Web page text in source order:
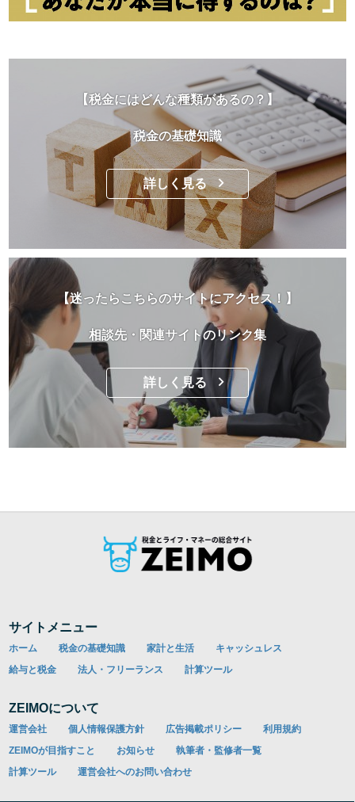
【税金にはどんな種類があるの？】
税金の基礎知識
詳しく見る
【迷ったらこちらのサイトにアクセス！】
相談先・関連サイトのリンク集
詳しく見る
サイトメニュー
ホーム 税金の基礎知識 家計と生活
キャッシュレス
給与と税金
法人・フリーランス 計算ツール
ZEIMOについて
運営会社 個人情報保護方針 広告掲載ポリシー
利用規約
ZEIMOが目指すこと
お知らせ
執筆者・監修者一覧
計算ツール
運営会社へのお問い合わせ